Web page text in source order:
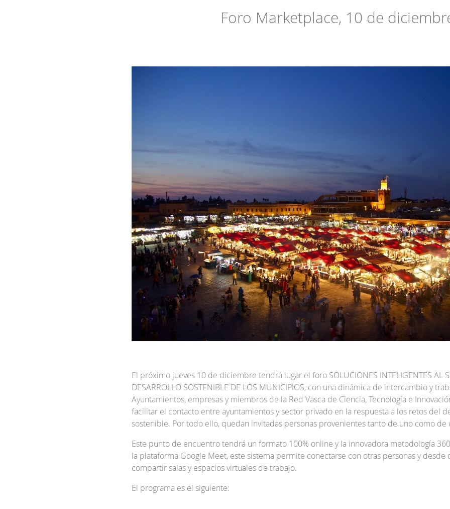
Foro Marketplace, 10 de
El próximo jueves 10 de diciembre tendrá lugar el foro SOLUCIONES INTELIGENTES AL
DESARROLLO SOSTENIBLE DE LOS MUNICIPIOS, con una dinámica de intercambio y
Ayuntamientos, empresas y miembros de la Red Vasca de Ciencia, Tecnología e
facilitar el contacto entre ayuntamientos y sector privado en la respuesta a los retos del
sostenible. Por todo ello, quedan invitadas personas provenientes tanto de uno como de
Este punto de encuentro tendrá un formato 100% online y la innovadora metodología
la plataforma Google Meet, este sistema permite conectarse con otras personas y desde
compartir salas y espacios virtuales de trabajo.
El programa es el siguiente: